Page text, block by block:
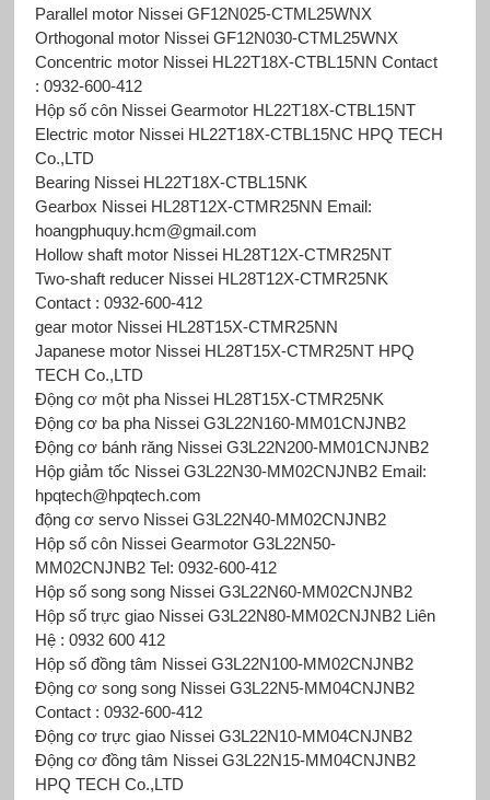
Parallel motor Nissei GF12N025-CTML25WNX
Orthogonal motor Nissei GF12N030-CTML25WNX
Concentric motor Nissei HL22T18X-CTBL15NN Contact
: 0932-600-412
Hộp số côn Nissei Gearmotor HL22T18X-CTBL15NT
Electric motor Nissei HL22T18X-CTBL15NC HPQ TECH
Co.,LTD
Bearing Nissei HL22T18X-CTBL15NK
Gearbox Nissei HL28T12X-CTMR25NN Email:
hoangphuquy.hcm@gmail.com
Hollow shaft motor Nissei HL28T12X-CTMR25NT
Two-shaft reducer Nissei HL28T12X-CTMR25NK
Contact : 0932-600-412
gear motor Nissei HL28T15X-CTMR25NN
Japanese motor Nissei HL28T15X-CTMR25NT HPQ
TECH Co.,LTD
Động cơ một pha Nissei HL28T15X-CTMR25NK
Động cơ ba pha Nissei G3L22N160-MM01CNJNB2
Động cơ bánh răng Nissei G3L22N200-MM01CNJNB2
Hộp giảm tốc Nissei G3L22N30-MM02CNJNB2 Email:
hpqtech@hpqtech.com
động cơ servo Nissei G3L22N40-MM02CNJNB2
Hộp số côn Nissei Gearmotor G3L22N50-
MM02CNJNB2 Tel: 0932-600-412
Hộp số song song Nissei G3L22N60-MM02CNJNB2
Hộp số trực giao Nissei G3L22N80-MM02CNJNB2 Liên
Hệ : 0932 600 412
Hộp số đồng tâm Nissei G3L22N100-MM02CNJNB2
Động cơ song song Nissei G3L22N5-MM04CNJNB2
Contact : 0932-600-412
Động cơ trực giao Nissei G3L22N10-MM04CNJNB2
Động cơ đồng tâm Nissei G3L22N15-MM04CNJNB2
HPQ TECH Co.,LTD